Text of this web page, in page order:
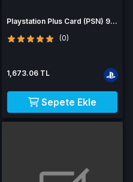
Playstation Plus Card (PSN) 90
(0)
1,673.06 TL
Sepete Ekle